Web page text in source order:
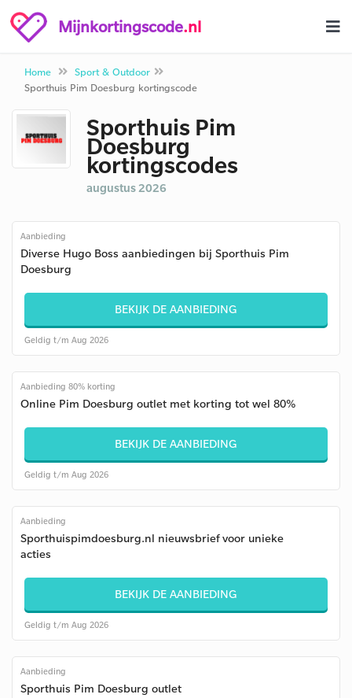
Mijnkortingscode.nl
Home
Sport & Outdoor
Sporthuis Pim Doesburg kortingscode
Sporthuis Pim
Doesburg
kortingscodes
augustus 2026
Aanbieding
Diverse Hugo Boss aanbiedingen bij Sporthuis Pim
Doesburg
BEKIJK DE AANBIEDING
Geldig t/m Aug 2026
Aanbieding 80% korting
Online Pim Doesburg outlet met korting tot wel 80%
BEKIJK DE AANBIEDING
Geldig t/m Aug 2026
Aanbieding
Sporthuispimdoesburg.nl nieuwsbrief voor unieke
acties
BEKIJK DE AANBIEDING
Geldig t/m Aug 2026
Aanbieding
Sporthuis Pim Doesburg outlet